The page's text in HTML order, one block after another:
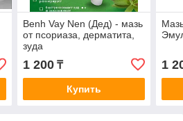
Benh Vay Nen (Дед) - мазь
от псориаза, дерматита,
зуда
1 200₸
Купить
1